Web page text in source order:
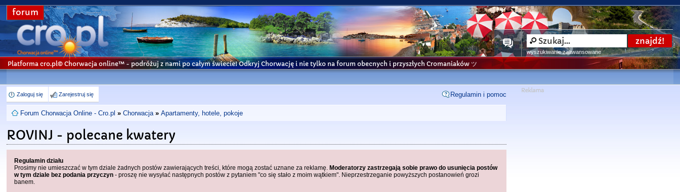
forum
wyszukiwanie zaawansowane
Platforma cro.pl© Chorwacja online™ - podróżuj z nami po całym świecie! Odkryj Chorwację i nie tylko na forum obecnych i przyszłych Cromaniaków ツ
Zaloguj się Zarejestruj się Regulamin i pomoc
Forum Chorwacja Online - Cro.pl » Chorwacja » Apartamenty, hotele, pokoje
ROVINJ - polecane kwatery
Regulamin działu
Prosimy nie umieszczać w tym dziale żadnych postów zawierających treści, które mogą zostać uznane za reklamę. Moderatorzy zastrzegają sobie prawo do usunięcia postów
w tym dziale bez podania przyczyn - proszę nie wysyłać następnych postów z pytaniem "co się stało z moim wątkiem". Nieprzestrzeganie powyższych postanowień grozi
banem.